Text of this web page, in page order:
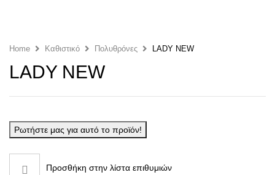
Home Καθιστικό Πολυθρόνες LADY NEW
LADY NEW
Ρωτήστε μας για αυτό το προϊόν!
Προσθήκη στην λίστα επιθυμιών